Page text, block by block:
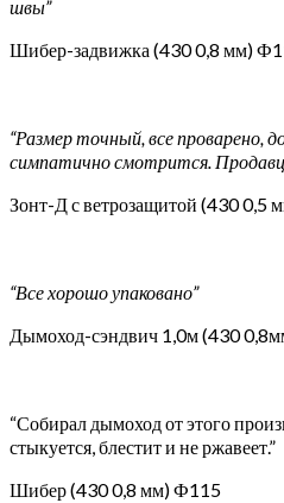
швы”
Шибер-задвижка (430 0,8 мм)
“Размер точный, все проварено,
симпатично смотрится.
Зонт-Д с ветрозащитой (430 0,5
“Все хорошо упаковано”
Дымоход-сэндвич 1,0м (430
“Собирал дымоход от этого
стыкуется, блестит и не ржавеет.”
Шибер (430 0,8 мм) Ф115